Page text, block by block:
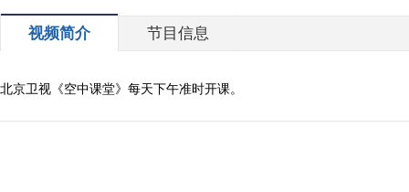
视频简介 节目信息
北京卫视《空中课堂》每天下午准时开课。